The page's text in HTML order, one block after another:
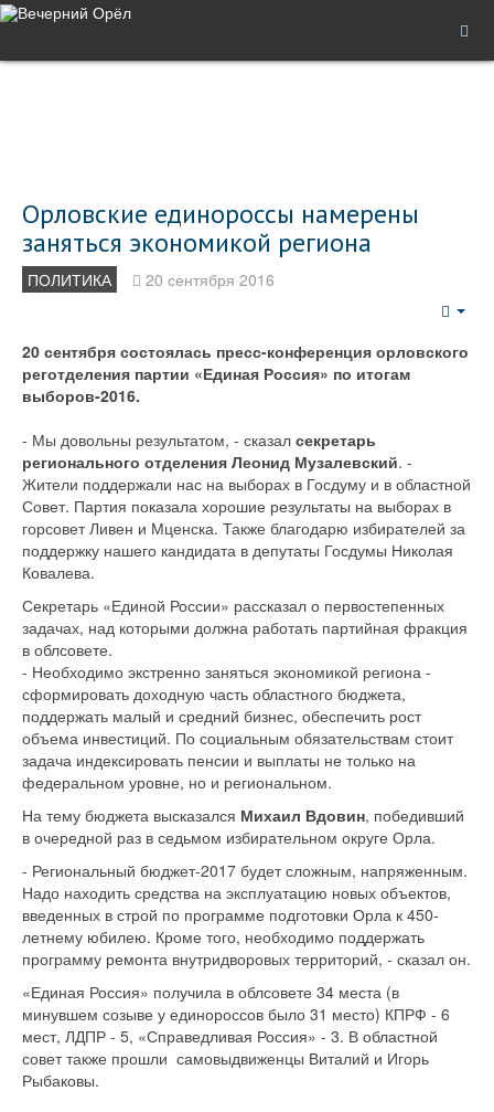
Орловские единороссы намерены
заняться экономикой региона
ПОЛИТИКА 20 сентября 2016
20 сентября состоялась пресс-конференция орловского
реготделения партии «Единая Россия» по итогам
выборов-2016.
- Мы довольны результатом, - сказал секретарь
регионального отделения Леонид Музалевский. -
Жители поддержали нас на выборах в Госдуму и в областной
Совет. Партия показала хорошие результаты на выборах в
горсовет Ливен и Мценска. Также благодарю избирателей за
поддержку нашего кандидата в депутаты Госдумы Николая
Ковалева.
Секретарь «Единой России» рассказал о первостепенных
задачах, над которыми должна работать партийная фракция
в облсовете.
- Необходимо экстренно заняться экономикой региона -
сформировать доходную часть областного бюджета,
поддержать малый и средний бизнес, обеспечить рост
объема инвестиций. По социальным обязательствам стоит
задача индексировать пенсии и выплаты не только на
федеральном уровне, но и региональном.
На тему бюджета высказался Михаил Вдовин, победивший
в очередной раз в седьмом избирательном округе Орла.
- Региональный бюджет-2017 будет сложным, напряженным.
Надо находить средства на эксплуатацию новых объектов,
введенных в строй по программе подготовки Орла к 450-
летнему юбилею. Кроме того, необходимо поддержать
программу ремонта внутридворовых территорий, - сказал он.
«Единая Россия» получила в облсовете 34 места (в
минувшем созыве у единороссов было 31 место) КПРФ - 6
мест, ЛДПР - 5, «Справедливая Россия» - 3. В областной
совет также прошли самовыдвиженцы Виталий и Игорь
Рыбаковы.